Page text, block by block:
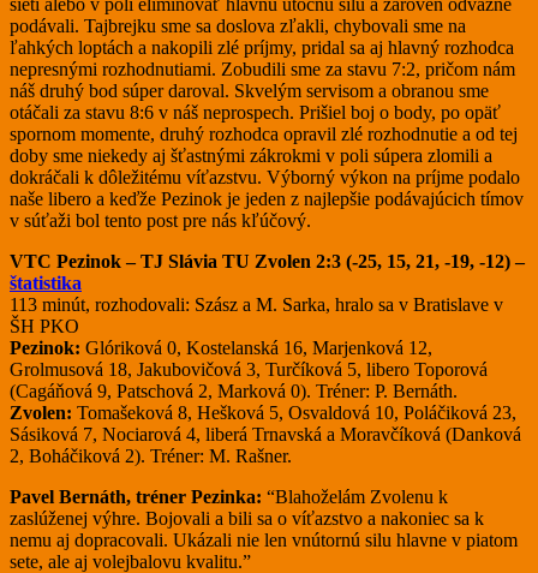
podávali. Tajbrejku sme sa doslova zľakli, chybovali sme na
ľahkých loptách a nakopili zlé príjmy, pridal sa aj hlavný rozhodca
nepresnými rozhodnutiami. Zobudili sme za stavu 7:2, pričom nám
náš druhý bod súper daroval. Skvelým servisom a obranou sme
otáčali za stavu 8:6 v náš neprospech. Prišiel boj o body, po opäť
spornom momente, druhý rozhodca opravil zlé rozhodnutie a od tej
doby sme niekedy aj šťastnými zákrokmi v poli súpera zlomili a
dokráčali k dôležitému víťazstvu. Výborný výkon na príjme podalo
naše libero a keďže Pezinok je jeden z najlepšie podávajúcich tímov
v súťaži bol tento post pre nás kľúčový.
VTC Pezinok – TJ Slávia TU Zvolen 2:3 (-25, 15, 21, -19, -12) –
štatistika
113 minút, rozhodovali: Szász a M. Sarka, hralo sa v Bratislave v
ŠH PKO
Pezinok: Glóriková 0, Kostelanská 16, Marjenková 12,
Grolmusová 18, Jakubovičová 3, Turčíková 5, libero Toporová
(Cagáňová 9, Patschová 2, Marková 0). Tréner: P. Bernáth.
Zvolen: Tomašeková 8, Hešková 5, Osvaldová 10, Poláčiková 23,
Sásiková 7, Nociarová 4, liberá Trnavská a Moravčíková (Danková
2, Boháčiková 2). Tréner: M. Rašner.
Pavel Bernáth, tréner Pezinka: “Blahoželám Zvolenu k
zaslúženej výhre. Bojovali a bili sa o víťazstvo a nakoniec sa k
nemu aj dopracovali. Ukázali nie len vnútornú silu hlavne v piatom
sete, ale aj volejbalovu kvalitu.”